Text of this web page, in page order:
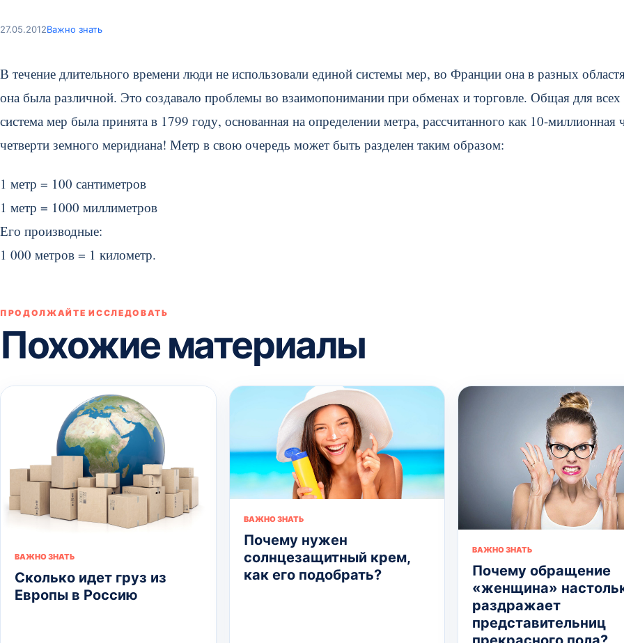
27.05.2012Важно знать
В течение длительного времени люди не использовали единой системы мер, во Франции она в разных
она была различной. Это создавало проблемы во взаимопонимании при обменах и торговле. Общая для всех
система мер была принята в 1799 году, основанная на определении метра, рассчитанного как 10-миллионная
четверти земного меридиана! Метр в свою очередь может быть разделен таким образом:
1 метр = 100 сантиметров
1 метр = 1000 миллиметров
Его производные:
1 000 метров = 1 километр.
ПРОДОЛЖАЙТЕ ИССЛЕДОВАТЬ
Похожие материалы
ВАЖНО ЗНАТЬ
Сколько идет груз из
Европы в Россию
ВАЖНО ЗНАТЬ
Почему нужен
солнцезащитный крем,
как его подобрать?
ВАЖНО ЗНАТЬ
Почему обращение
«женщина»
раздражает
представительниц